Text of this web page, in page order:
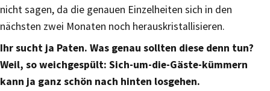
nicht sagen, da die genauen Einzelheiten sich in den
nächsten zwei Monaten noch herauskristallisieren.
Ihr sucht ja Paten. Was genau sollten diese denn tun?
Weil, so weichgespült: Sich-um-die-Gäste-kümmern
kann ja ganz schön nach hinten losgehen.